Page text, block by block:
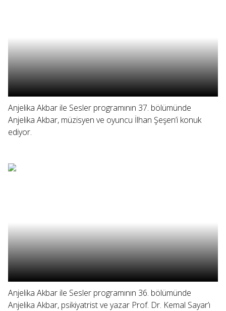
Anjelika Akbar ile Sesler programının 37. bölümünde
Anjelika Akbar, müzisyen ve oyuncu İlhan Şeşen’i konuk
ediyor.
Anjelika Akbar ile Sesler programının 36. bölümünde
Anjelika Akbar, psikiyatrist ve yazar Prof. Dr. Kemal Sayar’ı